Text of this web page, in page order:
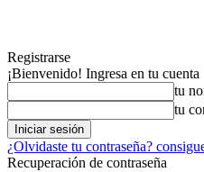
Registrarse
¡Bienvenido! Ingresa en tu cuenta
tu
tu
¿Olvidaste tu contraseña?
Recuperación de contraseña